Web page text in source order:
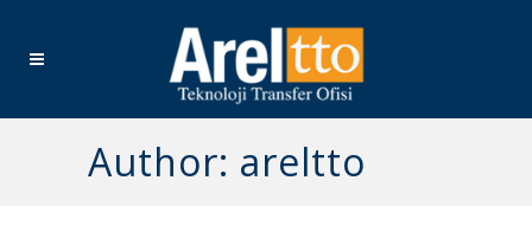
Author: areltto